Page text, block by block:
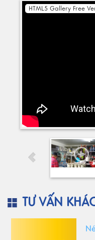
HTML5 Gallery Free
TƯ VẤN